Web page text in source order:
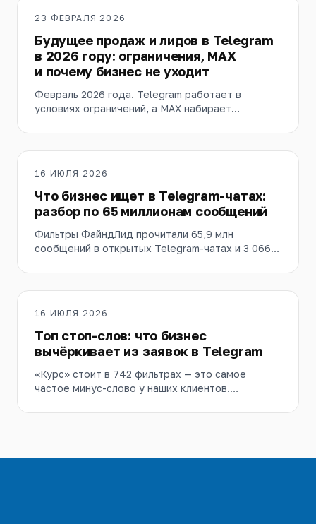
23 ФЕВРАЛЯ 2026
Будущее продаж и лидов в Telegram
в 2026 году: ограничения, MAX
и почему бизнес не уходит
Февраль 2026 года. Telegram работает в
условиях ограничений, а MAX набирает
почему бизнес не уходит из Telegram.
16 ИЮЛЯ 2026
Что бизнес ищет в Telegram-чатах:
разбор по 65 миллионам сообщений
Фильтры ФайндЛид прочитали 65,9 млн
сообщений в открытых Telegram-чатах и 3 066
нашим данным на июль 2026, что бизнес реально
вписывает в фильтры — и где этот спрос
16 ИЮЛЯ 2026
Топ стоп-слов: что бизнес
вычёркивает из заявок в Telegram
«Курс» стоит в 742 фильтрах — это самое
частое минус-слово у наших клиентов.
шума и собираем базовый набор минус-слов для